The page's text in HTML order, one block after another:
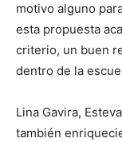
motivo alguno
esta propuesta
criterio, un buen
dentro de la
Lina Gavira,
también